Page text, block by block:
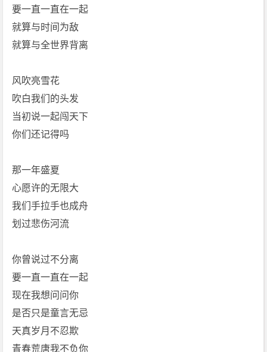
要一直一直在一起
就算与时间为敌
就算与全世界背离
风吹亮雪花
吹白我们的头发
当初说一起闯天下
你们还记得吗
那一年盛夏
心愿许的无限大
我们手拉手也成舟
划过悲伤河流
你曾说过不分离
要一直一直在一起
现在我想问问你
是否只是童言无忌
天真岁月不忍欺
青春荒唐我不负你